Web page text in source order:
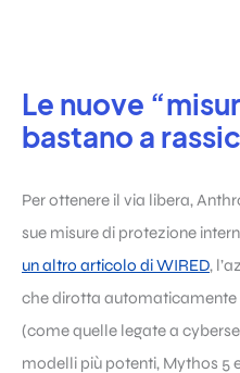
Le nuove
bastano a
Per ottenere il via libera,
sue misure di protezione
un altro articolo di WIRED,
che dirotta automaticamente
(come quelle legate a
modelli più potenti, Mythos 5